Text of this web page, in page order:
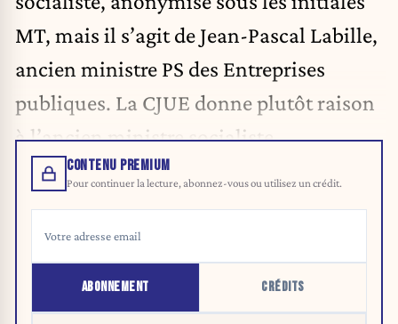
MT, mais il s’agit de Jean-Pascal Labille,
ancien ministre PS des Entreprises
publiques. La CJUE donne plutôt raison
à l’ancien ministre socialiste.
CONTENU PREMIUM
Pour continuer la lecture, abonnez-vous ou utilisez un crédit.
ABONNEMENT CRÉDITS